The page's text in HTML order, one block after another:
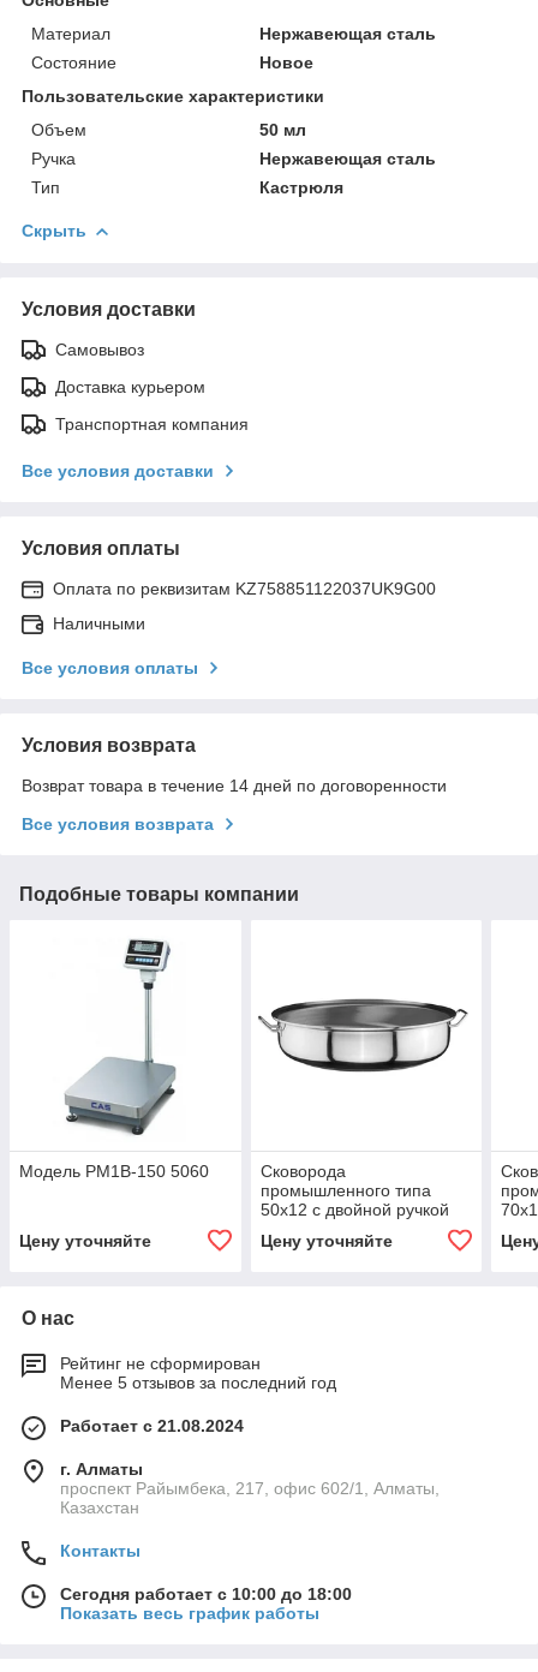
Материал
Нержавеющая сталь
Состояние
Новое
Пользовательские характеристики
Объем
50 мл
Ручка
Нержавеющая сталь
Тип
Кастрюля
Скрыть
Условия доставки
Самовывоз
Доставка курьером
Транспортная компания
Все условия доставки
Условия оплаты
Оплата по реквизитам KZ758851122037UK9G00
Наличными
Все условия оплаты
Условия возврата
Возврат товара в течение 14 дней по договоренности
Все условия возврата
Подобные товары компании
Модель РМ1В-150 5060
Цену уточняйте
Сковорода
промышленного типа
50x12 с двойной ручкой
Цену уточняйте
О нас
Рейтинг не сформирован
Менее 5 отзывов за последний год
Работает с 21.08.2024
г. Алматы
проспект Райымбека, 217, офис 602/1, Алматы,
Казахстан
Контакты
Сегодня работает с 10:00 до 18:00
Показать весь график работы